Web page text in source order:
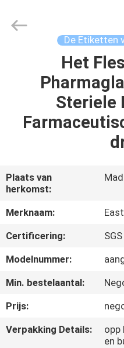
PRODUCTEN
FABRIEKSREIS
CONTACTEER
ONS
NIEUWS
Industry
De Etiketten
Het
Steriele
Plaats van
herkomst:
Merknaam:
Certificering:
SGS
Modelnummer:
Min. bestelaantal:
Prijs:
Verpakking Details:
opp
en